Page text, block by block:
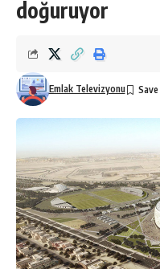
doğuruyor
Emlak Televizyonu